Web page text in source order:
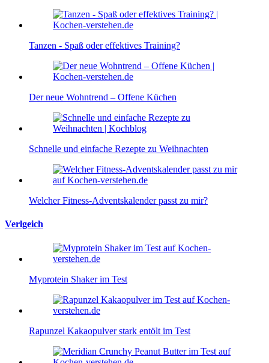
Tanzen - Spaß oder effektives Training?
Der neue Wohntrend – Offene Küchen
Schnelle und einfache Rezepte zu Weihnachten
Welcher Fitness-Adventskalender passt zu mir?
Verlgeich
Myprotein Shaker im Test
Rapunzel Kakaopulver stark entölt im Test